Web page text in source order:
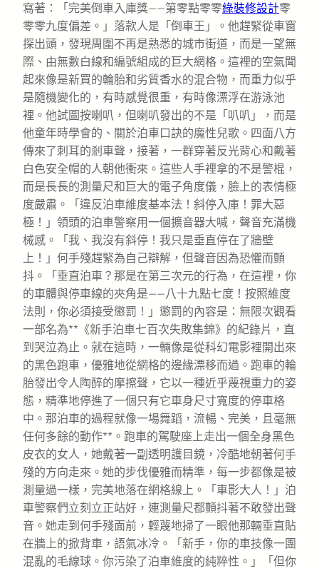
寫著：「完美倒車入庫獎——第零點零零綠裝修設計零
零零九度偏差。」落款人是「倒車王」。他趕緊從車窗
探出頭，發現周圍不再是熟悉的城市街道，而是一望無
際、由無數白線和編號組成的巨大網格。這裡的空氣聞
起來像是新買的輪胎和劣質香水的混合物，而重力似乎
是隨機變化的，有時感覺很重，有時像漂浮在游泳池
裡。他試圖按喇叭，但喇叭發出的不是「叭叭」，而是
他童年時學會的、關於泊車口訣的魔性兒歌。四面八方
傳來了刺耳的剎車聲，接著，一群穿著反光背心和戴著
白色安全帽的人朝他衝來。這些人手裡拿的不是警棍，
而是長長的測量尺和巨大的電子角度儀，臉上的表情極
度嚴肅。「違反泊車維度基本法！斜停入庫！罪大惡
極！」領頭的泊車警察用一個擴音器大喊，聲音充滿機
械感。「我、我沒有斜停！我只是垂直停在了牆壁
上！」何手殘趕緊為自己辯解，但聲音因為恐懼而顫
抖。「垂直泊車？那是在第三次元的行為，在這裡，你
的車體與停車線的夾角是——八十九點七度！按照維度
法則，你必須接受懲罰！」懲罰的內容是：無限次觀看
一部名為**《新手泊車七百次失敗集錦》的紀錄片，直
到哭泣為止。就在這時，一輛像是從科幻電影裡開出來
的黑色跑車，優雅地從網格的邊緣漂移而過。跑車的輪
胎發出令人陶醉的摩擦聲，它以一種近乎蔑視重力的姿
態，精準地停進了一個只有它車身尺寸寬度的停車格
中。那泊車的過程就像一場舞蹈，流暢、完美，且毫無
任何多餘的動作**。跑車的駕駛座上走出一個全身黑色
皮衣的女人，她戴著一副透明護目鏡，冷酷地朝著何手
殘的方向走來。她的步伐優雅而精準，每一步都像是被
測量過一樣，完美地落在網格線上。「車影大人！」泊
車警察們立刻立正站好，連測量尺都顫抖著不敢發出聲
音。她走到何手殘面前，輕蔑地掃了一眼他那輛垂直貼
在牆上的掀背車，語氣冰冷。「新手，你的車技像一團
混亂的毛線球。你污染了泊車維度的純粹性。」「但你